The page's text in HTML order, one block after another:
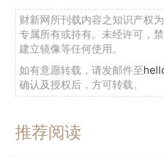
财新网所刊载内容之知识产权
专属所有或持有。未经许可，
建立镜像等任何使用。
如有意愿转载，请发邮件至
确认及授权后，方可转载。
推荐阅读